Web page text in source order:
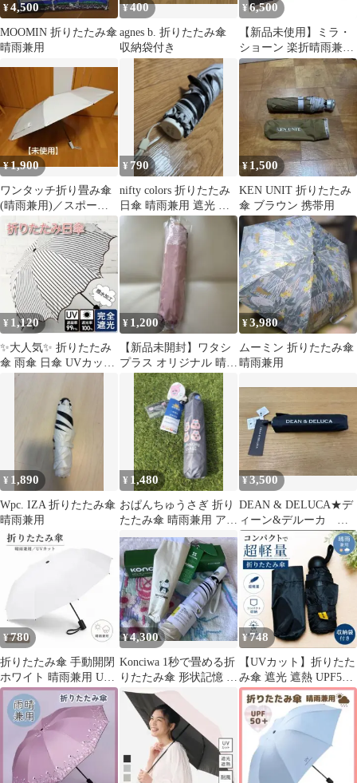
¥4,500
MOOMIN 折りたたみ傘
晴雨兼用
¥400
agnes b. 折りたたみ傘
収納袋付き
¥ 6,500
【新品未使用】ミラ・
ショーン 楽折晴雨兼用
傘
¥1,900
ワンタッチ折り畳み傘
(晴雨兼用)／スポーツ
観戦 折り畳み傘
¥ 790
nifty colors 折りたたみ
日傘 晴雨兼用 遮光 シ
ルバー×ブラック
¥ 1,500
KEN UNIT 折りたたみ
傘 ブラウン 携帯用
¥ 1,120
✨大人気✨ 折りたたみ
傘 雨傘 日傘 UVカット
遮光 晴雨兼用 黒 スト
¥ 1,200
【新品未開封】ワタシ
プラス オリジナル 晴雨
兼用折りたたみ傘 ピン
¥3,980
ムーミン 折りたたみ傘
晴雨兼用
¥ 1,890
Wpc. IZA 折りたたみ傘
晴雨兼用
¥ 1,480
おぱんちゅうさぎ 折り
たたみ傘 晴雨兼用 アク
リルキーホルダー付き
¥3,500
DEAN & DELUCA★デ
ィーン&デルーカ 折
り畳み傘 黒 晴雨兼用
未使用
¥780
折りたたみ傘 手動開閉
ホワイト 晴雨兼用 UV
カット メンズ レディー
ス
¥4,300
Konciwa 1秒で畳める折
りたたみ傘 形状記憶 晴
雨兼用 UVカット100%
¥ 748
​【UVカット】折りたた
み傘 遮光 遮熱 UPF50+
晴雨兼用 軽量 黒